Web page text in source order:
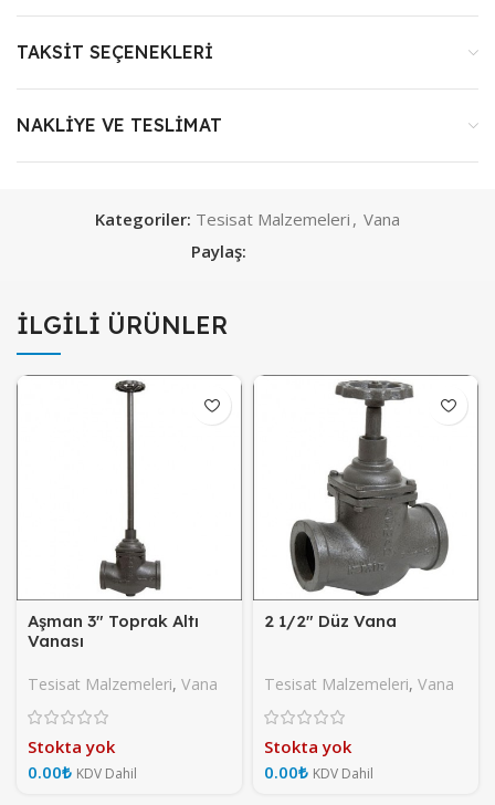
TAKSIT SEÇENEKLERI
NAKLIYE VE TESLIMAT
Kategoriler: Tesisat Malzemeleri , Vana
Paylaş:
İLGILI ÜRÜNLER
Aşman 3″ Toprak Altı
Vanası
Tesisat Malzemeleri, Vana
Stokta yok
₺
2 1/2″ Düz Vana
Tesisat Malzemeleri, Vana
Stokta yok
₺